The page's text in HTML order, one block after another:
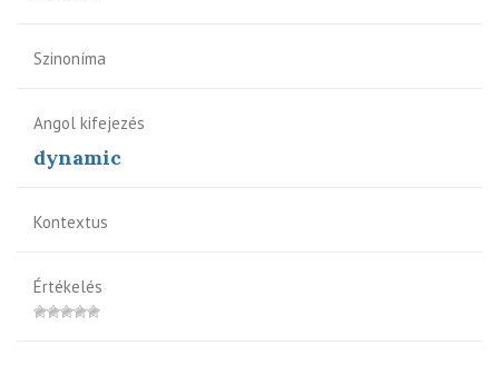
Szinoníma
Angol kifejezés
dynamic
Kontextus
Értékelés